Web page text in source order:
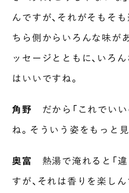
んですが、それがそもそ
ちら側からいろんな味が
ッセージとともに、いろ
はいいですね。
角野 だから「これでい
ね。そういう姿をもっと
奥富 熱湯で淹れると「
すが、それは香りを楽し